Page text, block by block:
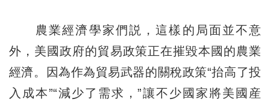
農業經濟學家們説，這樣的局面並不意
外，美國政府的貿易政策正在摧毀本國的農業
經濟。因為作為貿易武器的關稅政策“抬高了投
入成本”“減少了需求，”讓不少國家將美國産